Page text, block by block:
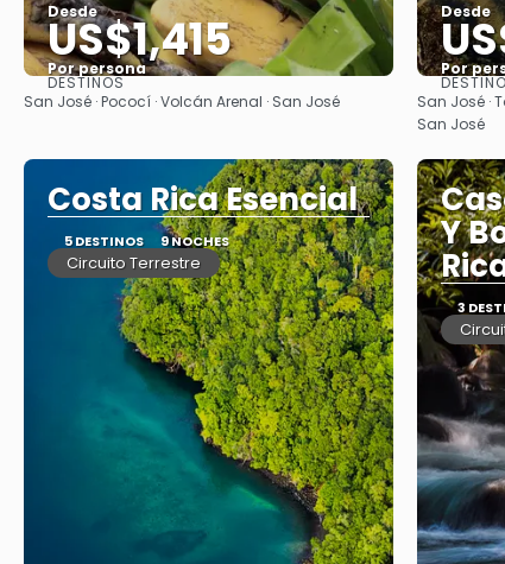
Desde
US$1,415
Por persona
Ver
DESTINOS
San José · Pococí · Volcán Arenal · San José
Desde
Por
San José ·
San José
Costa Rica Esencial
5 DESTINOS 9 NOCHES
Circuito Terrestre
Y
3